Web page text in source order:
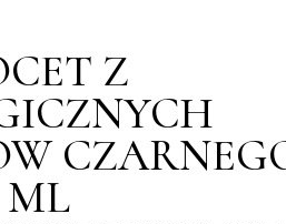
Z
ML